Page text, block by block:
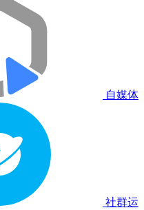
自媒体
社群运